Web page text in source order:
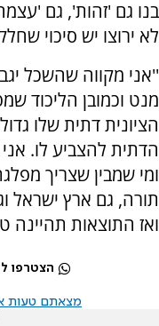
לא ירוצו יש סיכוי
''אני מקווה שהשכל
מנט וכמובן הליכוד
הציונית דתית שלו
הדתית להצביע לו.
ומי שמבין שצריך
תורה, גם ארץ ישראל
ואז התוצאות תהיינה
הצטרפו
מצאתם טעות